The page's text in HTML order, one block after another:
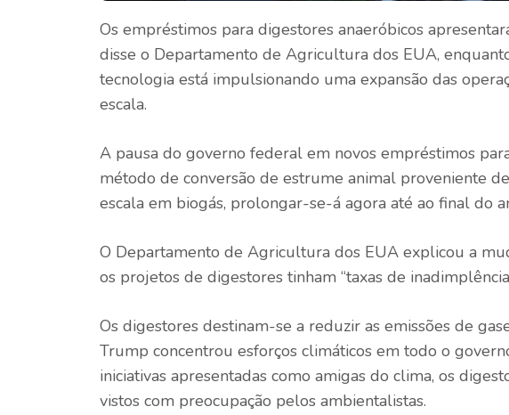
Os empréstimos para digestores anaeróbicos
disse o Departamento de Agricultura dos EUA,
tecnologia está impulsionando uma expansão das
escala.
A pausa do governo federal em novos empréstimos
método de conversão de estrume animal proveniente
escala em biogás, prolongar-se-á agora até ao final do
O Departamento de Agricultura dos EUA explicou a
os projetos de digestores tinham “taxas de
Os digestores destinam-se a reduzir as emissões de
Trump concentrou esforços climáticos em todo o
iniciativas apresentadas como amigas do clima, os
vistos com preocupação pelos ambientalistas.